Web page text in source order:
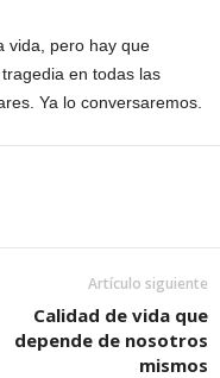
vida, pero hay que
en todas las
Ya lo conversaremos.
Artículo siguiente
Calidad de vida que
depende de nosotros
mismos